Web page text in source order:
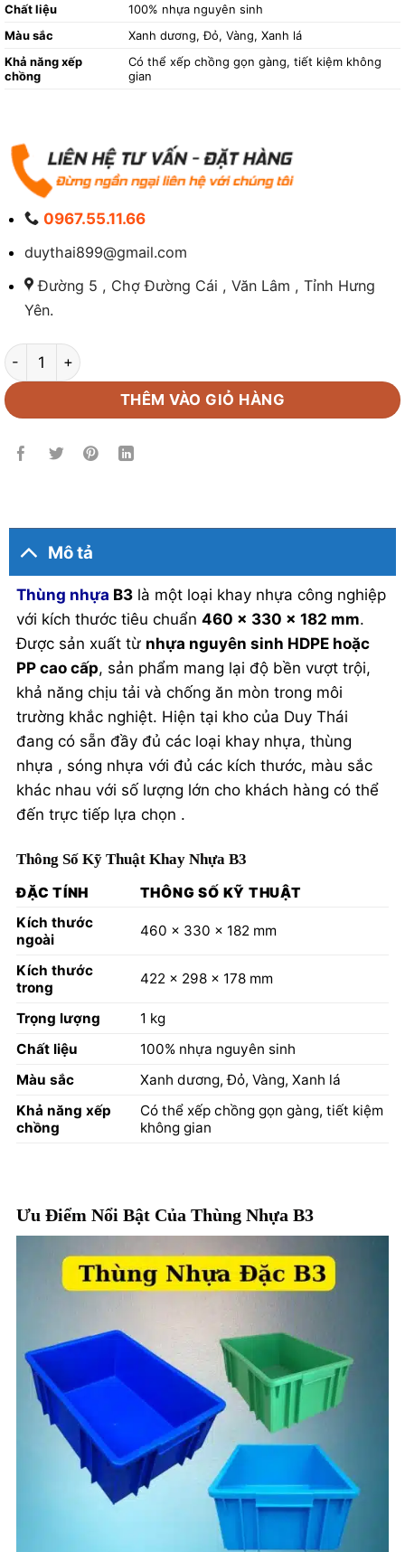
Chất liệu
100% nhựa nguyên sinh
Màu sắc
Xanh dương, Đỏ, Vàng, Xanh lá
Khả năng xếp
chồng
Có thể xếp chồng gọn gàng, tiết kiệm không
gian
0967.55.11.66
duythai899@gmail.com
Đường 5 , Chợ Đường Cái , Văn Lâm , Tỉnh Hưng
Yên.
Thùng Nhựa B3 số lượng
THÊM VÀO GIỎ HÀNG
Mô tả
Thùng nhựa B3 là một loại khay nhựa công nghiệp
với kích thước tiêu chuẩn 460 x 330 x 182 mm.
Được sản xuất từ nhựa nguyên sinh HDPE hoặc
PP cao cấp, sản phẩm mang lại độ bền vượt trội,
khả năng chịu tải và chống ăn mòn trong môi
trường khắc nghiệt. Hiện tại kho của Duy Thái
đang có sẵn đầy đủ các loại khay nhựa, thùng
nhựa , sóng nhựa với đủ các kích thước, màu sắc
khác nhau với số lượng lớn cho khách hàng có thể
đến trực tiếp lựa chọn .
Thông Số Kỹ Thuật Khay Nhựa B3
ĐẶC TÍNH
THÔNG SỐ KỸ THUẬT
Kích thước
ngoài
460 x 330 x 182 mm
Kích thước
trong
422 x 298 x 178 mm
Trọng lượng
1 kg
Chất liệu
100% nhựa nguyên sinh
Màu sắc
Xanh dương, Đỏ, Vàng, Xanh lá
Khả năng xếp
chồng
Có thể xếp chồng gọn gàng, tiết kiệm
không gian
Ưu Điểm Nổi Bật Của Thùng Nhựa B3